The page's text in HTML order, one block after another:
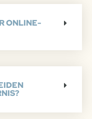
ONLINE-